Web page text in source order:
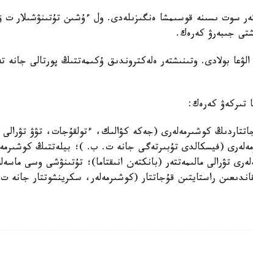
سوت ىسىنە قوسىمشا ەنگىزىلەدى. ول ءۇشىن
جىبەرۋ كەرەك.
بولادى. وتىنىشتەر ەلەكتروندىق ۇكىمەتتىڭ پورتالى جانە
تىركەۋ كەرەك:
كوشىرمەلەرى (جەكە كۋالىك، ءتولقۇجات، تۋۋ
(فيسكالدى تۇبىرتەگى جانە ت. ب. )؛ بيلەتتىڭ
تۋرالى مالىمەتتەر (بانكتەن انىقتاما)؛ تۇتىنۋشى وسى
راستايتىن قۇجاتتار (كوشىرمەلەر، سكرينشوتتار